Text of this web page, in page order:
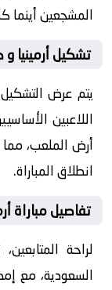
المشجعين أينما
تشكيل أرمينيا و
يتم عرض
اللاعبين
أرض الملعب،
انطلاق المباراة.
تفاصيل مباراة
السعودية، مع